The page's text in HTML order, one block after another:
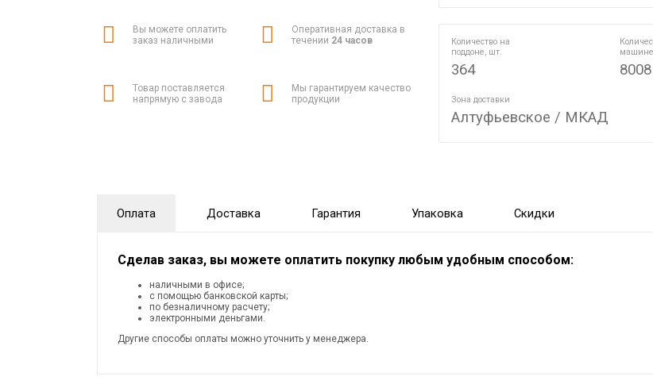
Вы можете оплатить
заказ наличными
Оперативная доставка в
течении 24 часов
Товар поставляется
напрямую с завода
Мы гарантируем качество
продукции
Количество на
поддоне, шт.
364 8008
Зона доставки
Алтуфьевское / МКАД
Оплата Доставка Гарантия Упаковка Скидки
Сделав заказ, вы можете оплатить покупку любым удобным способом:
наличными в офисе;
с помощью банковской карты;
по безналичному расчету;
электронными деньгами.
Другие способы оплаты можно уточнить у менеджера.